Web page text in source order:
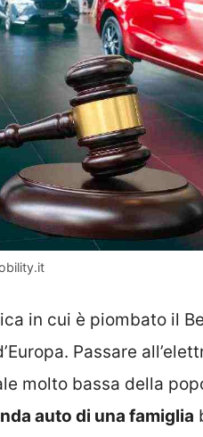
in cui è piombato il
Passare
molto bassa della
auto di una famiglia